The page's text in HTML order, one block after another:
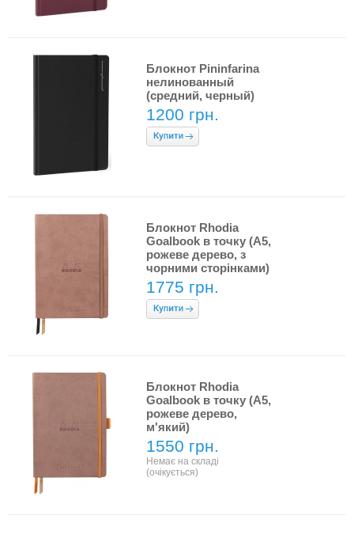
Блокнот Pininfarina
нелинованный
(средний, черный)
1200 грн.
Блокнот Rhodia
Goalbook в точку (A5,
рожеве дерево, з
чорними сторінками)
1775 грн.
Блокнот Rhodia
Goalbook в точку (A5,
рожеве дерево,
м'який)
1550 грн.
Немає на складі
(очікується)